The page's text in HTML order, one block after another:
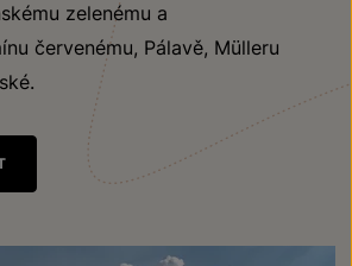
zelenému a
červenému, Pálavě, Mülleru